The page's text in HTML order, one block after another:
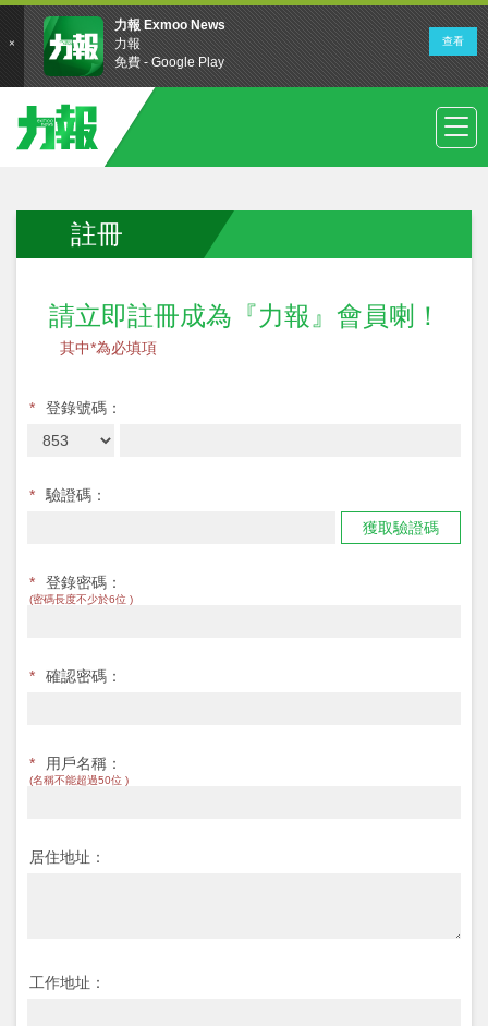
註冊
請立即註冊成為『力報』會員喇！
其中*為必填項
* 登錄號碼：
*
驗證碼：
獲取驗證碼
* 登錄密碼：
(密碼長度不少於6位 )
* 確認密碼：
* 用戶名稱：
(名稱不能超過50位 )
居住地址：
工作地址：